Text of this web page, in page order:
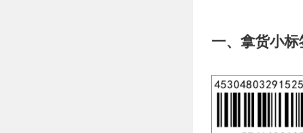
一、拿货小